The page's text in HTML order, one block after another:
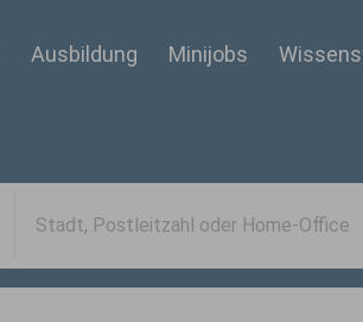
Ausbildung Minijobs